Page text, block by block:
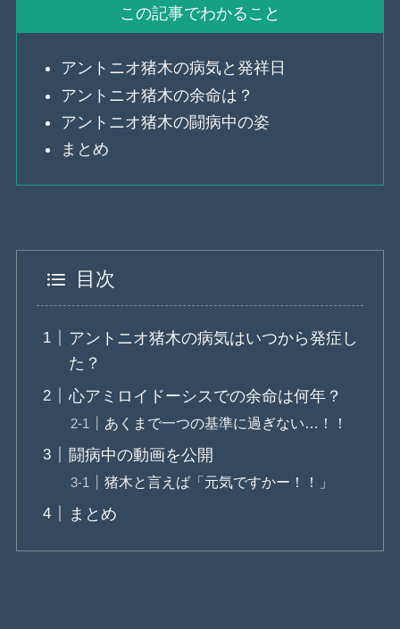
この記事でわかること
アントニオ猪木の病気と発祥日
アントニオ猪木の余命は？
アントニオ猪木の闘病中の姿
まとめ
目次
アントニオ猪木の病気はいつから発症し
た？
心アミロイドーシスでの余命は何年？
あくまで一つの基準に過ぎない…！！
闘病中の動画を公開
猪木と言えば「元気ですかー！！」
まとめ